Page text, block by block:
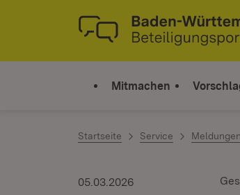
Zum Inhalt springen
Link zur Startseite
Mitmachen
Startseite Service Meldungen
05.03.2026